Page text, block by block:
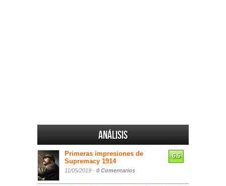
Análisis
Primeras impresiones de
Supremacy 1914
11/05/2019 - 0 Comentarios
6.5